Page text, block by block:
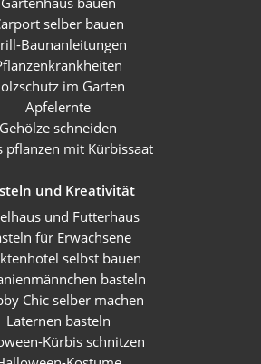
selber bauen
Baunanleitungen
im Garten
Apfelernte
Gehölze schneiden
pflanzen mit Kürbissaat
und Kreativität
und Futterhaus
für Erwachsene
selbst bauen
basteln
Chic selber machen
Laternen basteln
Kürbis schnitzen